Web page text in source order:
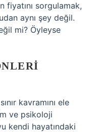
fiyatını sorgulamak,
aynı şey değil.
mi? Öyleyse
kavramını ele
ve psikoloji
kendi hayatındaki